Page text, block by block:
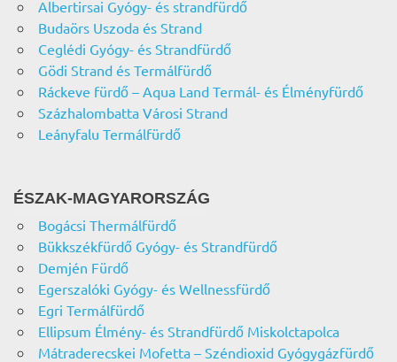
Albertirsai Gyógy- és strandfürdő
Budaörs Uszoda és Strand
Ceglédi Gyógy- és Strandfürdő
Gödi Strand és Termálfürdő
Ráckeve fürdő – Aqua Land Termál- és Élményfürdő
Százhalombatta Városi Strand
Leányfalu Termálfürdő
ÉSZAK-MAGYARORSZÁG
Bogácsi Thermálfürdő
Bükkszékfürdő Gyógy- és Strandfürdő
Demjén Fürdő
Egerszalóki Gyógy- és Wellnessfürdő
Egri Termálfürdő
Ellipsum Élmény- és Strandfürdő Miskolctapolca
Mátraderecskei Mofetta – Széndioxid Gyógygázfürdő